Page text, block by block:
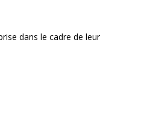
dans le cadre de leur